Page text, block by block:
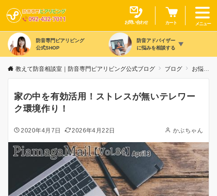
お問い合わせ カート メニュー
防音専門ピアリビング
公式SHOP
防音アドバイザー
に悩みを相談する
教えて防音相談室｜防音専門ピアリビング公式ブログ ブログ お悩み別
家の中を有効活用！ストレスが無いテレワー
ク環境作り！
2020年4月7日 2026年4月22日 かぶちゃん